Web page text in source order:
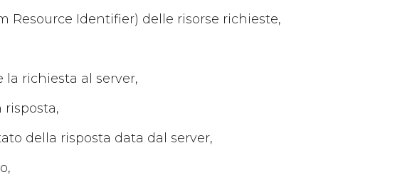
Resource Identifier) delle risorse richieste,
richiesta al server,
della risposta data dal server,